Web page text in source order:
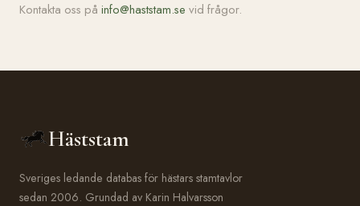
Kontakta oss på info@haststam.se vid frågor.
Häststam
Sveriges ledande databas för hästars stamtavlor
sedan 2006. Grundad av Karin Halvarsson